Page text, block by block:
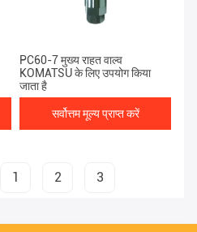
PC60-7 मुख्य राहत वाल्व
KOMATSU के लिए उपयोग किया
जाता है
सर्वोत्तम मूल्य प्राप्त करें
1 2 3